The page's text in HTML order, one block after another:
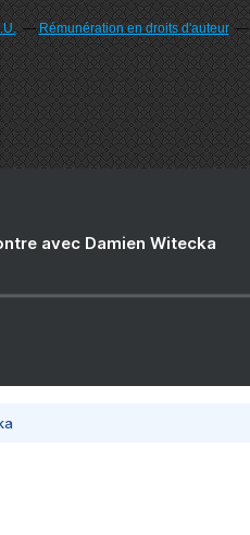
Rémunération en droits d'auteur
avec Damien Witecka